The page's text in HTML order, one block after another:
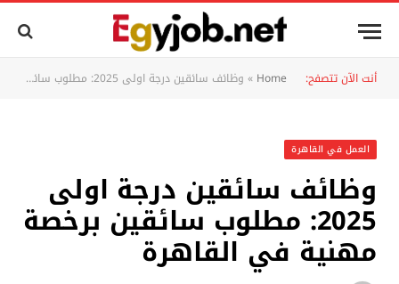
أنت الآن تتصفح: Home
» وظائف سائقين درجة اولى 2025: مطلوب سائقين برخصة مهنية في القاهرة
العمل في القاهرة
وظائف سائقين درجة اولى
2025: مطلوب سائقين برخصة
مهنية في القاهرة